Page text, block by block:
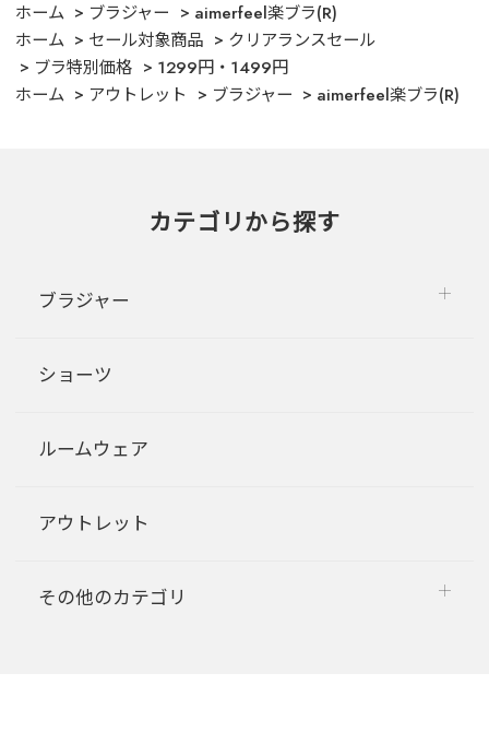
ホーム
ブラジャー
aimerfeel楽ブラ(R)
ホーム
セール対象商品
クリアランスセール
ブラ特別価格
1299円・1499円
ホーム
アウトレット ブラジャー aimerfeel楽ブラ(R)
カテゴリから探す
ブラジャー
ショーツ
ルームウェア
アウトレット
その他のカテゴリ